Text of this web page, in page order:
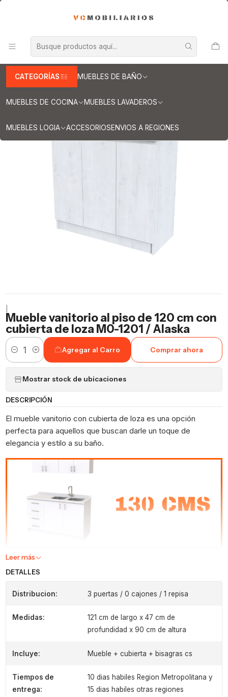
CATEGORÍAS MUEBLES DE BAÑO
MUEBLES DE COCINA MUEBLES LAVADEROS
MUEBLES LOGIA ACCESORIOSENVIOS A REGIONES
Muebles vanitorios al piso simple de loza
Muebles vanitorios al piso simple de loza / 120 cm
Mueble vanitorio al piso de 120 cm con cubierta de loza M0-1201 /
Mueble vanitorio al piso de 120 cm con
cubierta de loza M0-1201 / Alaska
Cantidad
Agregar al Carro Comprar ahora
Mostrar stock de ubicaciones
DESCRIPCIÓN
El mueble vanitorio con cubierta de loza es una opción
perfecta para aquellos que buscan darle un toque de
elegancia y estilo a su baño.
Leer más
DETALLES
Distribucion: 3 puertas / 0 cajones / 1 repisa
Medidas:
121 cm de largo x 47 cm de
profundidad x 90 cm de altura
Incluye: Mueble + cubierta + bisagras cs
Tiempos de
entrega:
10 dias habiles Region Metropolitana y
15 dias habiles otras regiones